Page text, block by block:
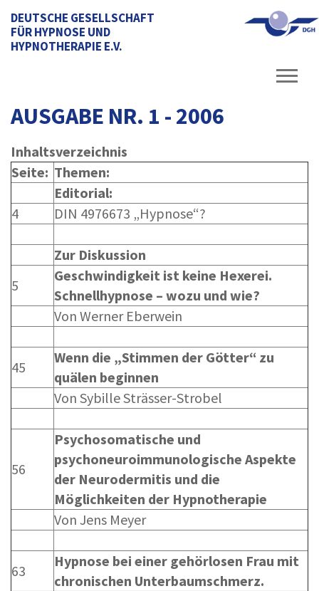
DEUTSCHE GESELLSCHAFT
FÜR HYPNOSE UND
HYPNOTHERAPIE E.V.
AUSGABE NR. 1 - 2006
Inhaltsverzeichnis
Seite: Themen:
Editorial:
4
DIN 4976673 „Hypnose“?
Zur Diskussion
5
Geschwindigkeit ist keine Hexerei.
Schnellhypnose – wozu und wie?
Von Werner Eberwein
45
Wenn die „Stimmen der Götter“ zu
quälen beginnen
Von Sybille Strässer-Strobel
56
Psychosomatische und
psychoneuroimmunologische Aspekte
der Neurodermitis und die
Möglichkeiten der Hypnotherapie
Von Jens Meyer
63
Hypnose bei einer gehörlosen Frau mit
chronischen Unterbaumschmerz.